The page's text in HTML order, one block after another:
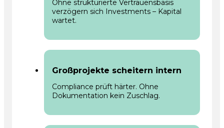
Ohne strukturierte Vertrauensbasis
verzögern sich Investments – Kapital
wartet.
Großprojekte scheitern intern
Compliance prüft härter. Ohne
Dokumentation kein Zuschlag.